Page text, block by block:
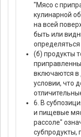
"Мясо с
кулинарной
на всей
быть или
определяться
(б) продукты
включаются
условии, что
6. В
и пищевые
рассоле"
субпродукты,